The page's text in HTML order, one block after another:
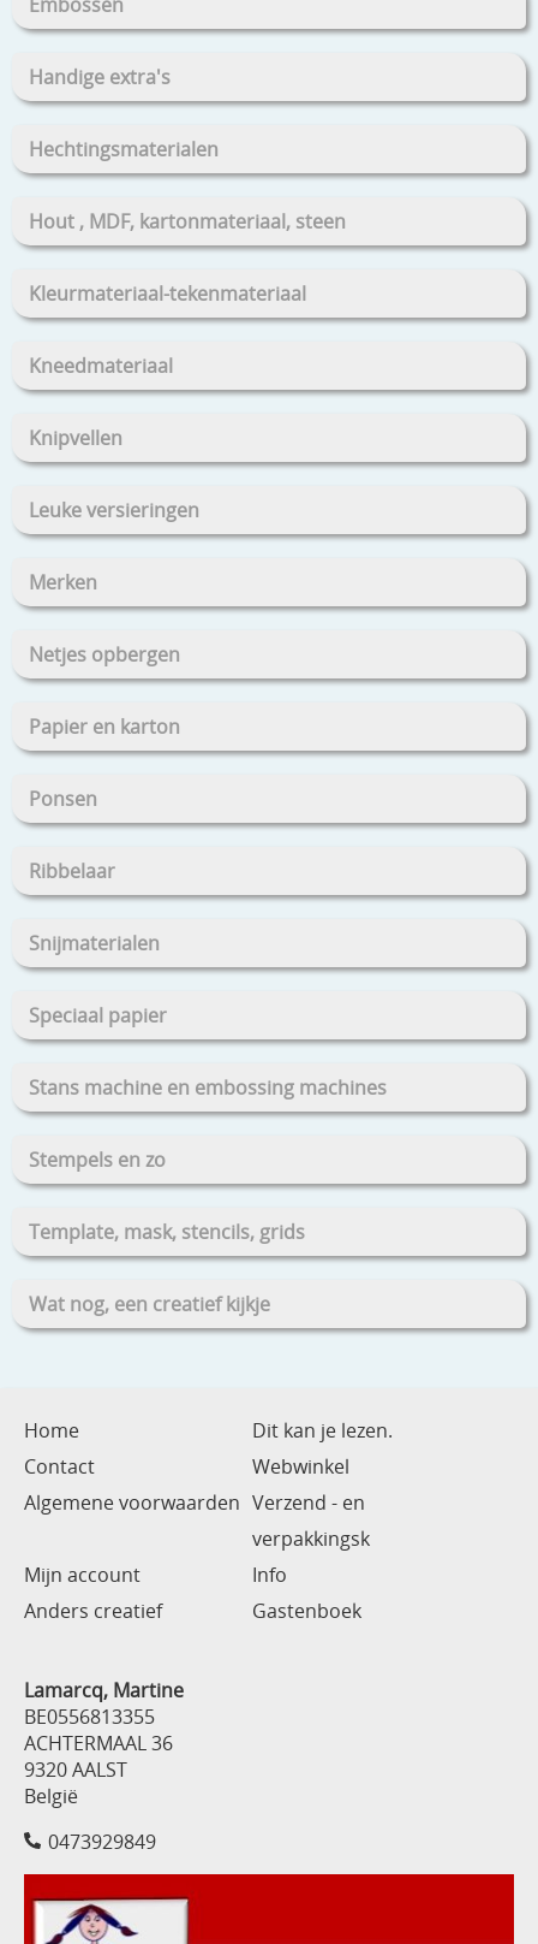
Handige extra's
Hechtingsmaterialen
Hout , MDF, kartonmateriaal, steen
Kleurmateriaal-tekenmateriaal
Kneedmateriaal
Knipvellen
Leuke versieringen
Merken
Netjes opbergen
Papier en karton
Ponsen
Ribbelaar
Snijmaterialen
Speciaal papier
Stans machine en embossing machines
Stempels en zo
Template, mask, stencils, grids
Wat nog, een creatief kijkje
Home
Dit kan je lezen.
Contact
Webwinkel
Algemene voorwaarden Verzend - en
verpakkingsk
Mijn account
Info
Anders creatief
Gastenboek
Lamarcq, Martine
BE0556813355
ACHTERMAAL 36
9320 AALST
België
0473929849